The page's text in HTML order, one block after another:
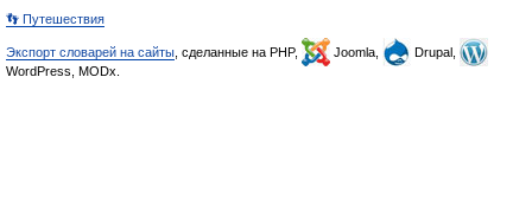
👣 Путешествия
Экспорт словарей на сайты , сделанные на PHP, Joomla,
Drupal,
WordPress, MODx.